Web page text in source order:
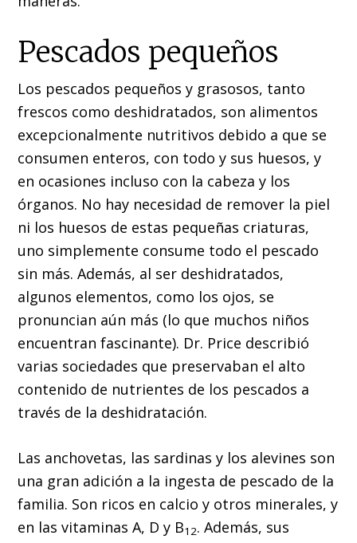
Pescados pequeños
Los pescados pequeños y grasosos, tanto
frescos como deshidratados, son alimentos
excepcionalmente nutritivos debido a que se
consumen enteros, con todo y sus huesos, y
en ocasiones incluso con la cabeza y los
órganos. No hay necesidad de remover la piel
ni los huesos de estas pequeñas criaturas,
uno simplemente consume todo el pescado
sin más. Además, al ser deshidratados,
algunos elementos, como los ojos, se
pronuncian aún más (lo que muchos niños
encuentran fascinante). Dr. Price describió
varias sociedades que preservaban el alto
contenido de nutrientes de los pescados a
través de la deshidratación.
Las anchovetas, las sardinas y los alevines son
una gran adición a la ingesta de pescado de la
familia. Son ricos en calcio y otros minerales, y
en las vitaminas A, D y B12. Además, sus